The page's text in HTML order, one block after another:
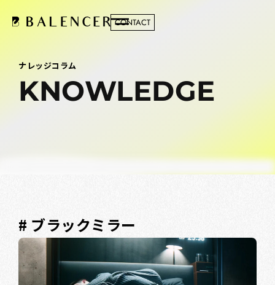
CONTACT
ナレッジコラム
KNOWLEDGE
# ブラックミラー